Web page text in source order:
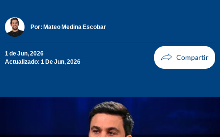
Por: Mateo Medina Escobar
1 de Jun, 2026
Actualizado: 1 De Jun, 2026